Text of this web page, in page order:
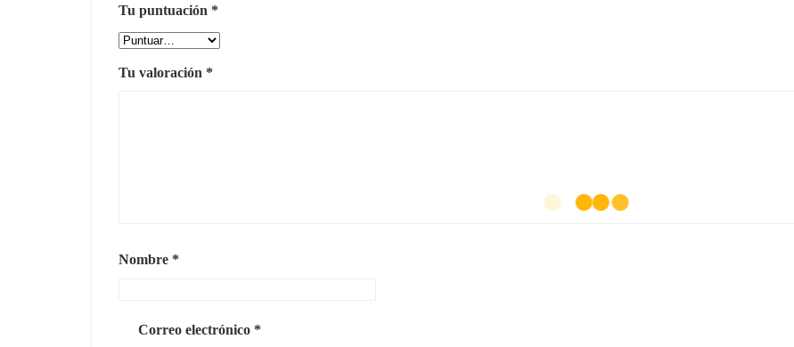
Tu puntuación *
Tu valoración *
Nombre *
Correo electrónico *